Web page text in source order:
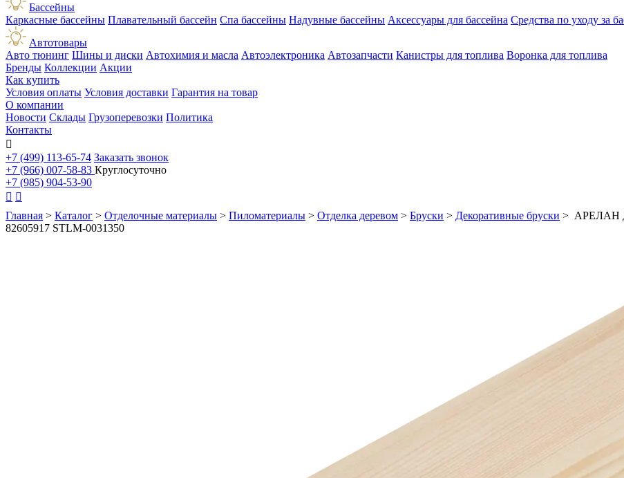
Бассейны
Каркасные бассейны Плавательный бассейн Спа бассейны Надувные бассейны Аксессуары для бассейна Средства по уходу за
Автотовары
Авто тюнинг Шины и диски Автохимия и масла Автоэлектроника Автозапчасти Канистры для топлива Воронка для топлива
Бренды Коллекции Акции
Как купить
Условия оплаты Условия доставки Гарантия на товар
О компании
Новости Склады Грузоперевозки Политика
Контакты

+7 (499) 113-65-74 Заказать звонок
+7 (966) 007-58-83 Круглосуточно
+7 (985) 904-53-90
 
Главная > Каталог > Отделочные материалы > Пиломатериалы > Отделка деревом > Бруски > Декоративные бруски > АРЕЛАН
82605917 STLM-0031350